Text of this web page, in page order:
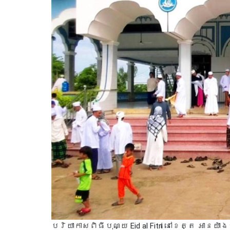
បរិយាកាសពិធីបុណ្យ Eid al Fitri នៅខេត្ត អានយ៉ា